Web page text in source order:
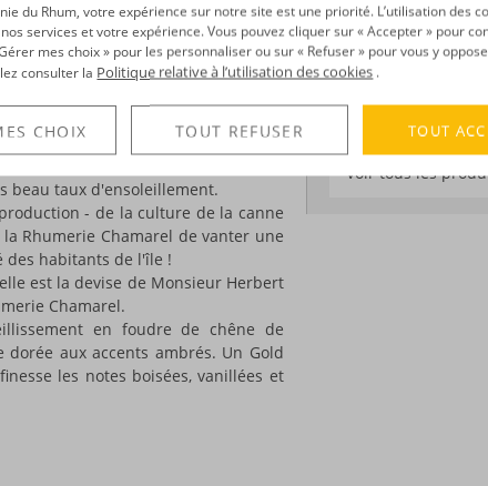
Environnement de
Volume :70CL
Degré :
DÉCOUVERTE
Voir tous les
du même nom.
sur cette belle île de l'Océan
de terres fertiles, aux sols rouges,
beau taux d'ensoleillement.
- de la culture de la canne
Rhumerie Chamarel de vanter une
habitants de l'île !
est la devise de Monsieur Herbert
Chamarel.
en foudre de chêne de
aux accents ambrés. Un Gold
les notes boisées, vanillées et
du Rhum, votre expérience sur notre site est une priorité. L’utilisation des
services et votre expérience. Vous pouvez cliquer sur « Accepter » pour
mes choix » pour les personnaliser ou sur « Refuser » pour vous y
consulter la Politique relative à l’utilisation des cookies .
CHOIX TOUT REFUSER TOUT